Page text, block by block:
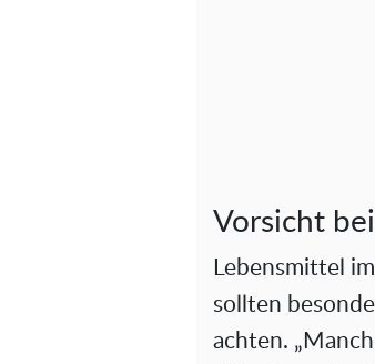
Vorsicht
Lebensmittel
sollten
achten.